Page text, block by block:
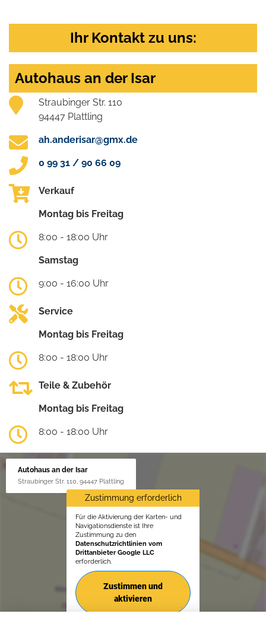
Ihr Kontakt zu uns:
Autohaus an der Isar
Straubinger Str. 110
94447 Plattling
ah.anderisar@gmx.de
0 99 31 / 90 66 09
Verkauf
Montag bis Freitag
8:00 - 18:00 Uhr
Samstag
9:00 - 16:00 Uhr
Service
Montag bis Freitag
8:00 - 18:00 Uhr
Teile & Zubehör
Montag bis Freitag
8:00 - 18:00 Uhr
Autohaus an der Isar
Straubinger Str. 110, 94447 Plattling
Zustimmung erforderlich
Für die Aktivierung der Karten- und
Navigationsdienste ist Ihre
Zustimmung zu den
Datenschutzrichtlinien vom
Drittanbieter Google LLC
erforderlich.
Zustimmen und
aktivieren